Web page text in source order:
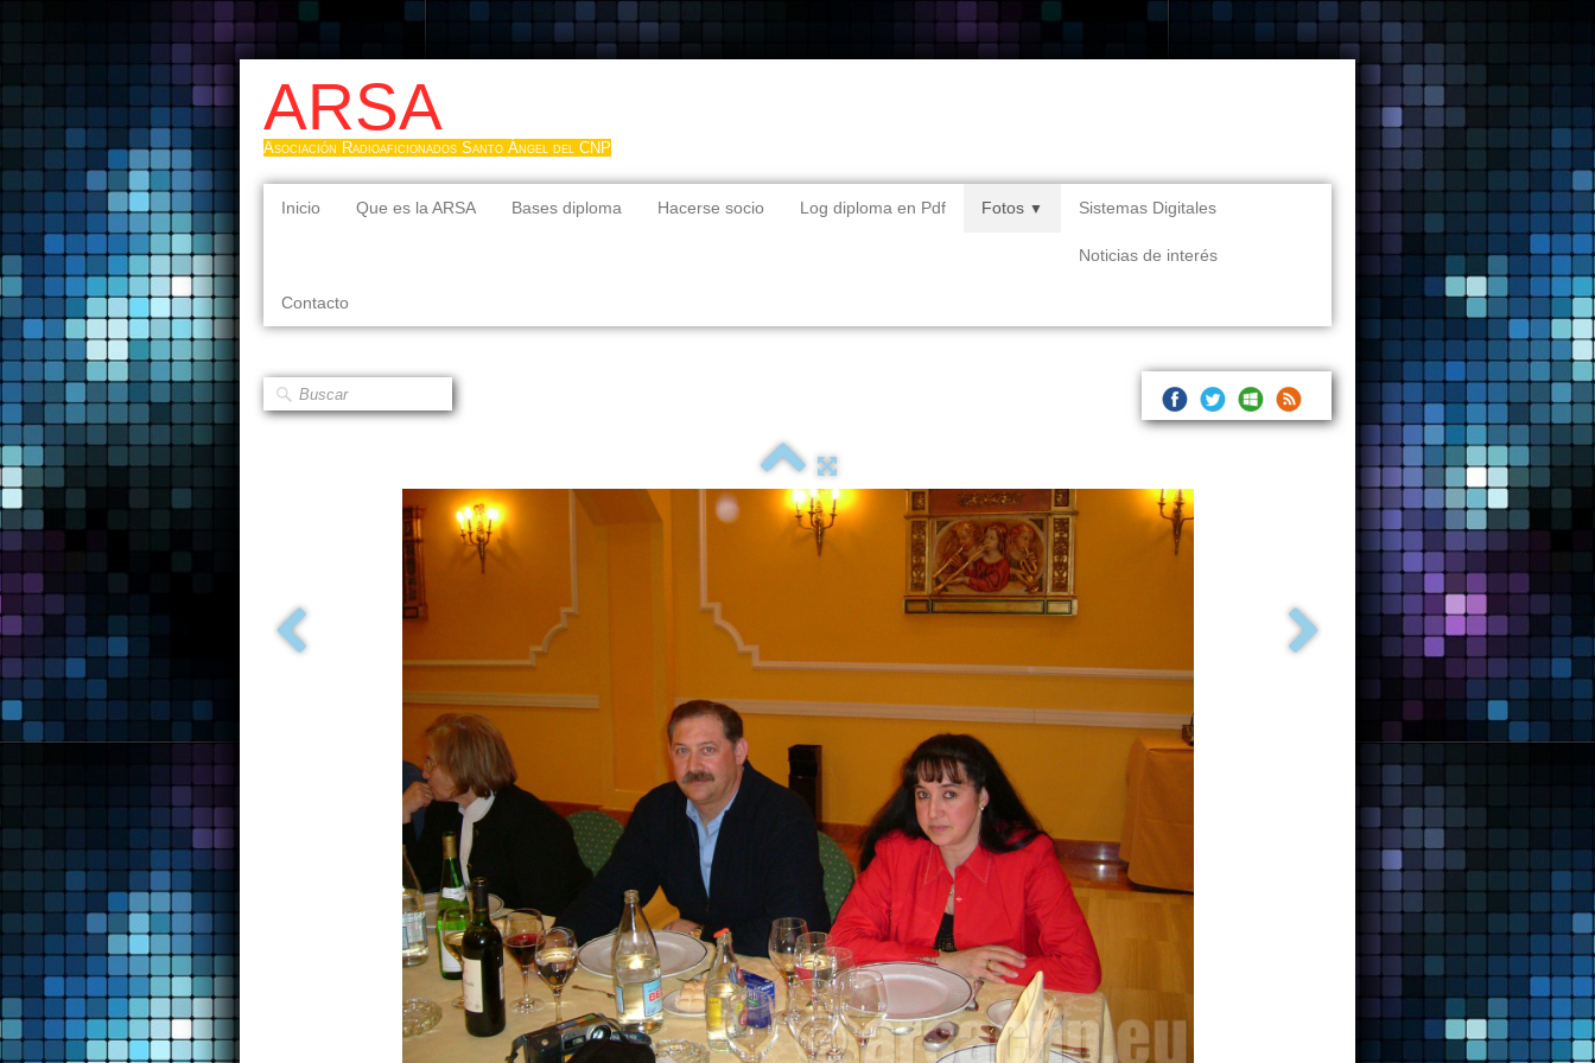
ARSA
Asociación Radioaficionados Santo Ángel del CNP
Inicio Que es la ARSA Bases diploma Hacerse socio Log diploma en Pdf Fotos ▼ Sistemas Digitales
Noticias de interés
Contacto